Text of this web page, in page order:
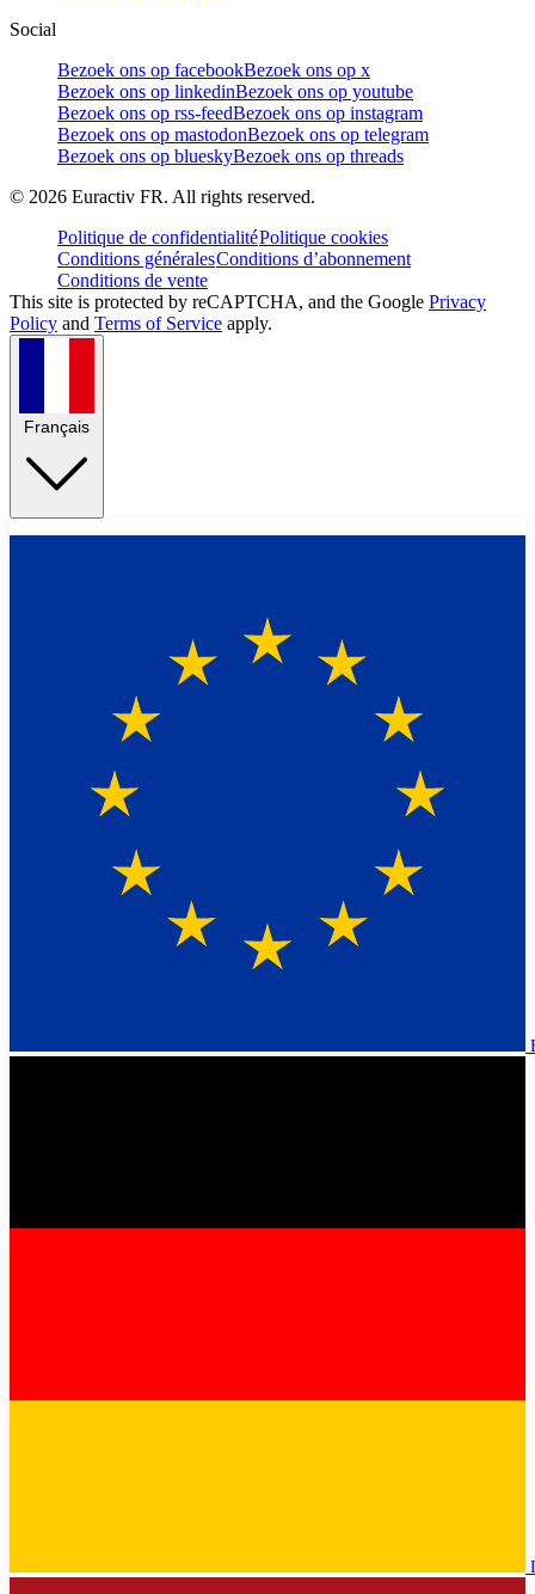
Social
Bezoek ons op facebookBezoek ons op x
Bezoek ons op linkedinBezoek ons op youtube
Bezoek ons op rss-feedBezoek ons op instagram
Bezoek ons op mastodonBezoek ons op telegram
Bezoek ons op blueskyBezoek ons op threads
© 2026 Euractiv FR. All rights reserved.
Politique de confidentialitéPolitique cookies
Conditions généralesConditions d’abonnement
Conditions de vente
This site is protected by reCAPTCHA, and the Google Privacy
Policy and Terms of Service apply.
Français